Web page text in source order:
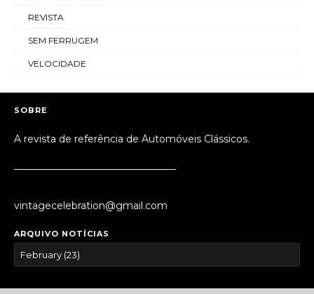
REVISTA
SEM FERRUGEM
VELOCIDADE
SOBRE
A revista de referência de Automóveis Clássicos.
vintagecelebration@gmail.com
ARQUIVO NOTÍCIAS